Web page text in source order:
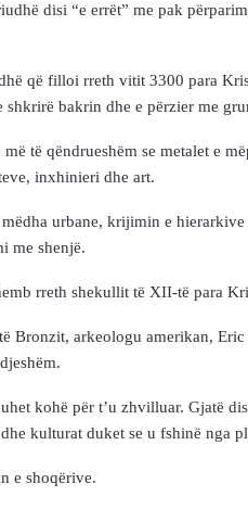
disi “e errët” me pak
që filloi rreth vitit 3300 para
bakrin dhe e përzier me
të qëndrueshëm se metalet e
inxhinieri dhe art.
urbane, krijimin e hierarkive
me shenjë.
rreth shekullit të XII-të para
Bronzit, arkeologu amerikan,
kohë për t’u zhvilluar. Gjatë
kulturat duket se u fshinë nga
e shoqërive.